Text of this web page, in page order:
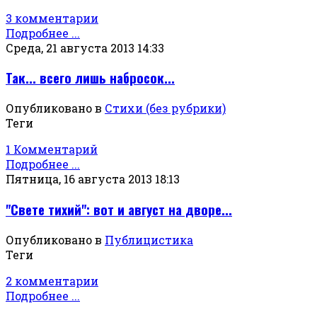
3 комментарии
Подробнее ...
Среда, 21 августа 2013 14:33
Так... всего лишь набросок...
Опубликовано в Стихи (без рубрики)
Теги
1 Комментарий
Подробнее ...
Пятница, 16 августа 2013 18:13
"Свете тихий": вот и август на дворе...
Опубликовано в Публицистика
Теги
2 комментарии
Подробнее ...